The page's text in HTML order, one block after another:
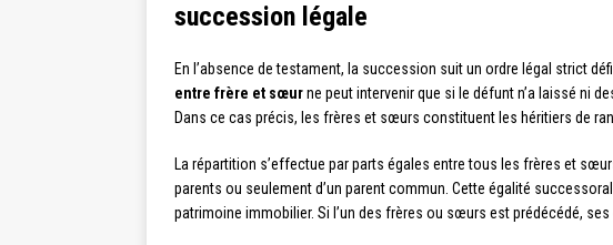
succession légale
En l’absence de testament, la succession suit un ordre légal strict
entre frère et sœurne peut intervenir que si le défunt n’a laissé ni
Dans ce cas précis, les frères et sœurs constituent les héritiers de
La répartition s’effectue par parts égales entre tous les frères et
parents ou seulement d’un parent commun. Cette égalité
patrimoine immobilier. Si l’un des frères ou sœurs est prédécédé,